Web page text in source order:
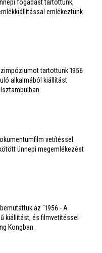
fogadást tartottunk,
emlékeztünk
tartottunk 1956
alkalmából kiállítást
vetítéssel
ünnepi megemlékezést
az "1956 - A
kiállítást, és filmvetítéssel
Kongban.